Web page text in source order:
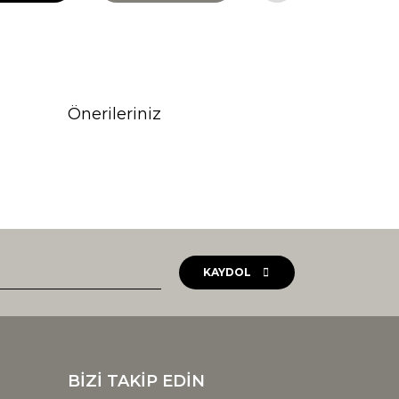
Önerileriniz
KAYDOL
BİZİ TAKİP EDİN